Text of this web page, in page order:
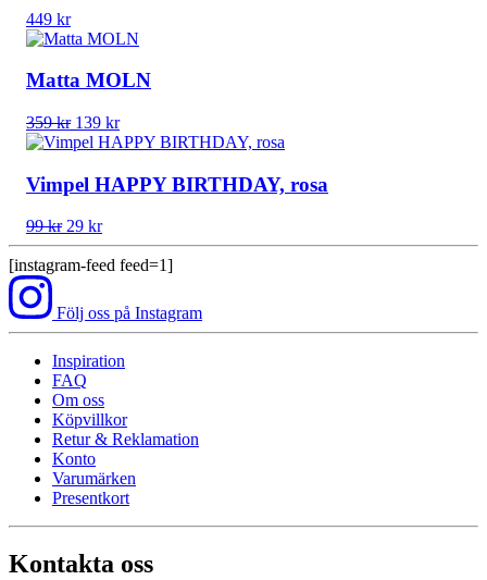
449 kr
Matta MOLN
359kr Det
ursprungliga
var:
359 kr.
139 krDet
nuvarande
är:
139 kr.
Vimpel HAPPY BIRTHDAY, rosa
99kr Det
ursprungliga
priset
99 kr.
29 krDet
nuvarande
priset
29 kr.
[instagram-feed feed=1]
Följ oss på Instagram
Inspiration
FAQ
Om oss
Köpvillkor
Retur & Reklamation
Konto
Varumärken
Presentkort
Kontakta oss